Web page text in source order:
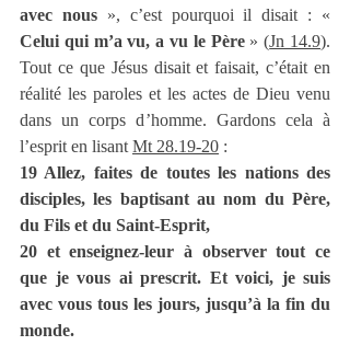
avec nous
Celui qui m’a vu, a vu le Père » (Jn 14.9).
Tout ce que Jésus disait et faisait, c’était en
réalité les paroles et les actes de Dieu venu
dans un corps d’homme. Gardons cela à
l’esprit en lisant Mt 28.19-20 :
19 Allez, faites de toutes les nations des
disciples, les baptisant au nom du Père,
du Fils et du Saint-Esprit,
20 et enseignez-leur à observer tout ce
que je vous ai prescrit. Et voici, je suis
avec vous tous les jours, jusqu’à la fin du
monde.